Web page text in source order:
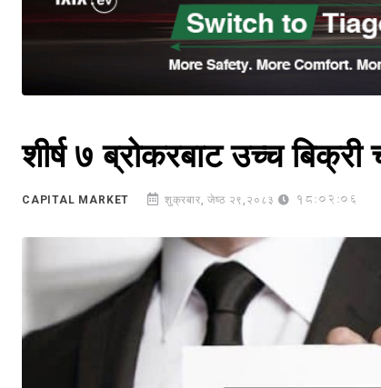
शीर्ष ७ ब्रोकरबाट उच्च
CAPITAL MARKET शुक्रबार, जेष्ठ २९,२०८३ 18:02:06